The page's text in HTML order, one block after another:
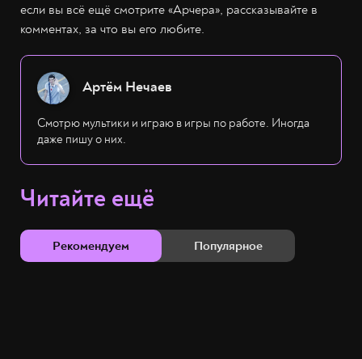
если вы всё ещё смотрите «Арчера», рассказывайте в
комментах, за что вы его любите.
Артём Нечаев
Смотрю мультики и играю в игры по работе. Иногда
даже пишу о них.
Читайте ещё
Рекомендуем Популярное